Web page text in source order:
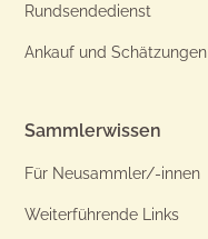
Rundsendedienst
Ankauf und Schätzungen
Sammlerwissen
Für Neusammler/-innen
Weiterführende Links